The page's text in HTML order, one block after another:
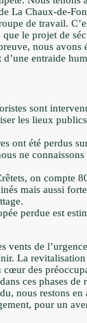
La Chaux-de-
de travail.
le projet de
nous avons
entraide
sont
les lieux
ont été perdus
ne
on compte
mais aussi
perdue est
vents de
La
cœur des
ces phases de
nous restons
pour un